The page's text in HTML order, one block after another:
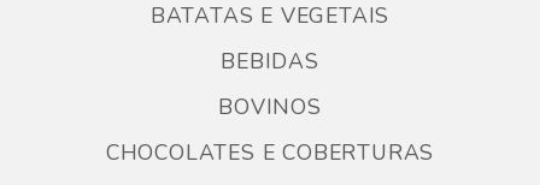
BATATAS E VEGETAIS
BEBIDAS
BOVINOS
CHOCOLATES E COBERTURAS